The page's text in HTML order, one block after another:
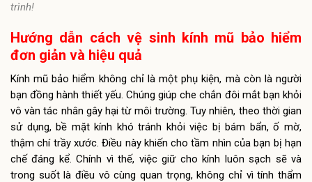
trình!
Hướng dẫn cách vệ sinh kính mũ bảo hiểm
đơn giản và hiệu quả
Kính mũ bảo hiểm không chỉ là một phụ kiện, mà còn là người
bạn đồng hành thiết yếu. Chúng giúp che chắn đôi mắt bạn khỏi
vô vàn tác nhân gây hại từ môi trường. Tuy nhiên, theo thời gian
sử dụng, bề mặt kính khó tránh khỏi việc bị bám bẩn, ố mờ,
thậm chí trầy xước. Điều này khiến cho tầm nhìn của bạn bị hạn
chế đáng kể. Chính vì thế, việc giữ cho kính luôn sạch sẽ và
trong suốt là điều vô cùng quan trọng, không chỉ vì tính thẩm